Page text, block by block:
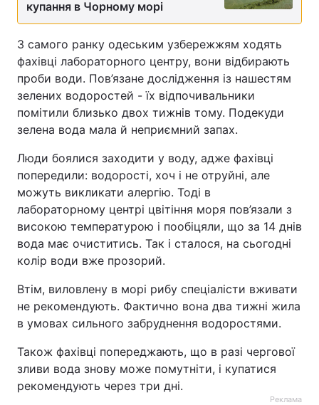
купання в Чорному морі
З самого ранку одеським узбережжям ходять
фахівці лабораторного центру, вони відбирають
проби води. Пов’язане дослідження із нашестям
зелених водоростей - їх відпочивальники
помітили близько двох тижнів тому. Подекуди
зелена вода мала й неприємний запах.
Люди боялися заходити у воду, адже фахівці
попередили: водорості, хоч і не отруйні, але
можуть викликати алергію. Тоді в
лабораторному центрі цвітіння моря пов’язали з
високою температурою і пообіцяли, що за 14 днів
вода має очиститись. Так і сталося, на сьогодні
колір води вже прозорий.
Втім, виловлену в морі рибу спеціалісти вживати
не рекомендують. Фактично вона два тижні жила
в умовах сильного забруднення водоростями.
Також фахівці попереджають, що в разі чергової
зливи вода знову може помутніти, і купатися
рекомендують через три дні.
Реклама